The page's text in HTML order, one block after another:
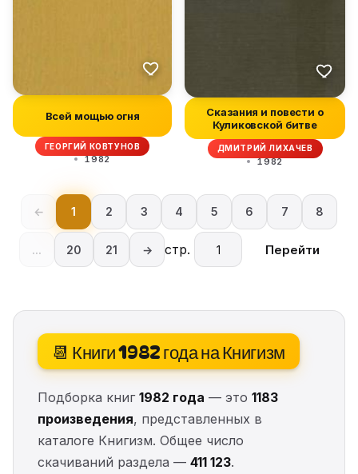
Всей мощью огня
ГЕОРГИЙ КОВТУНОВ
1982
Сказания и повести о
Куликовской битве
ДМИТРИЙ ЛИХАЧЕВ
1982
← 1 2 3 4 5 6 7 8
... 20 21 → стр. Перейти
📆 Книги 1982 года на Книгизм
Подборка книг 1982 года — это 1183
произведения, представленных в
каталоге Книгизм. Общее число
скачиваний раздела — 411 123.